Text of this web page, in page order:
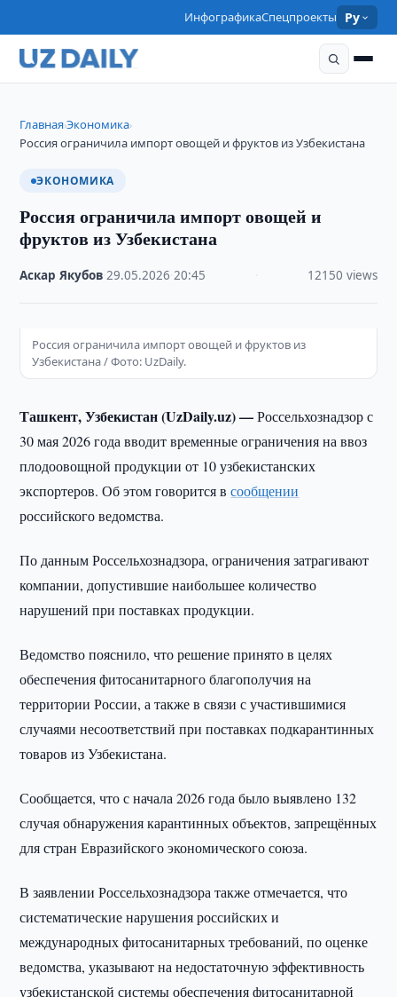
ИнфографикаСпецпроекты Ру
Главная›Экономика›
Россия ограничила импорт овощей и фруктов из Узбекистана
ЭКОНОМИКА
Россия ограничила импорт овощей и
фруктов из Узбекистана
Аскар Якубов ·29.05.2026 ·20:45 12150 views
Россия ограничила импорт овощей и фруктов из
Узбекистана / Фото: UzDaily.
Ташкент, Узбекистан (UzDaily.uz) —Россельхознадзор с
30 мая 2026 года вводит временные ограничения на ввоз
плодоовощной продукции от 10 узбекистанских
экспортеров. Об этом говорится всообщении
российского ведомства.
По данным Россельхознадзора, ограничения затрагивают
компании, допустившие наибольшее количество
нарушений при поставках продукции.
Ведомство пояснило, что решение принято в целях
обеспечения фитосанитарного благополучия на
территории России, а также в связи с участившимися
случаями несоответствий при поставках подкарантинных
товаров из Узбекистана.
Сообщается, что с начала 2026 года было выявлено 132
случая обнаружения карантинных объектов, запрещённых
для стран Евразийского экономического союза.
В заявлении Россельхознадзора также отмечается, что
систематические нарушения российских и
международных фитосанитарных требований, по оценке
ведомства, указывают на недостаточную эффективность
узбекистанской системы обеспечения фитосанитарной